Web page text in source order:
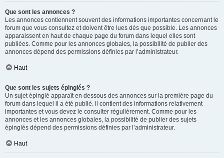
Que sont les annonces ?
Les annonces contiennent souvent des informations importantes concernant le
forum que vous consultez et doivent être lues dès que possible. Les annonces
apparaissent en haut de chaque page du forum dans lequel elles sont
publiées. Comme pour les annonces globales, la possibilité de publier des
annonces dépend des permissions définies par l’administrateur.
Haut
Que sont les sujets épinglés ?
Un sujet épinglé apparaît en dessous des annonces sur la première page du
forum dans lequel il a été publié. il contient des informations relativement
importantes et vous devez le consulter régulièrement. Comme pour les
annonces et les annonces globales, la possibilité de publier des sujets
épinglés dépend des permissions définies par l’administrateur.
Haut